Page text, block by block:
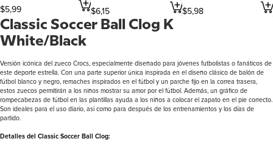
$5,99 $6,15 $5,98
Classic Soccer Ball Clog K
White/Black
Versión icónica del zueco Crocs, especialmente diseñado para jóvenes futbolistas o fanáticos de
este deporte estrella. Con una parte superior única inspirada en el diseño clásico de balón de
fútbol blanco y negro, remaches inspirados en el fútbol y un parche fijo en la correa trasera,
estos zuecos permitirán a los niños mostrar su amor por el fútbol. Además, un gráfico de
rompecabezas de fútbol en las plantillas ayuda a los niños a colocar el zapato en el pie correcto.
Son ideales para el uso diario, así como para después de los entrenamientos y los días de
partido.
Detalles del Classic Soccer Ball Clog: